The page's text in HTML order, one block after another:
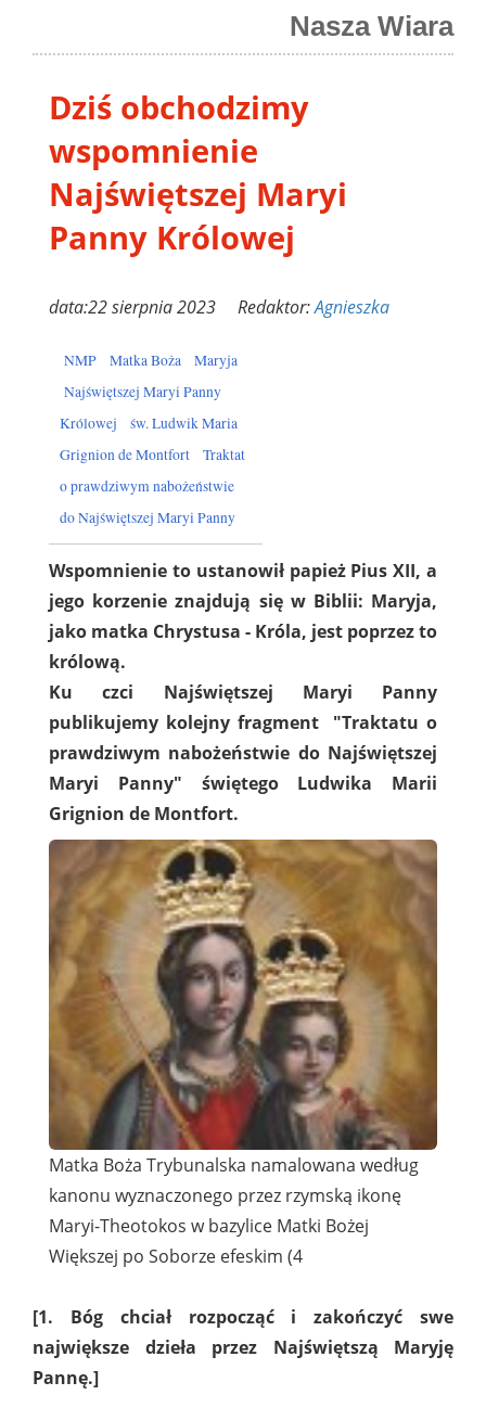
Nasza Wiara
Dziś obchodzimy
wspomnienie
Najświętszej Maryi
Panny Królowej
data:22 sierpnia 2023 Redaktor:Agnieszka
NMP Matka Boża
Maryja
Najświętszej Maryi Panny
Królowej
św. Ludwik Maria
Grignion de Montfort
Traktat
o prawdziwym nabożeństwie
do Najświętszej Maryi Panny
Wspomnienie to ustanowił papież Pius XII, a
jego korzenie znajdują się w Biblii: Maryja,
jako matka Chrystusa - Króla, jest poprzez to
królową.
Ku czci Najświętszej Maryi Panny
publikujemy kolejny fragment "Traktatu o
prawdziwym nabożeństwie do Najświętszej
Maryi Panny" świętego Ludwika Marii
Grignion de Montfort.
Matka Boża Trybunalska namalowana według
kanonu wyznaczonego przez rzymską ikonę
Maryi-Theotokos w bazylice Matki Bożej
Większej po Soborze efeskim (4
[1. Bóg chciał rozpocząć i zakończyć swe
największe dzieła przez Najświętszą Maryję
Pannę.]